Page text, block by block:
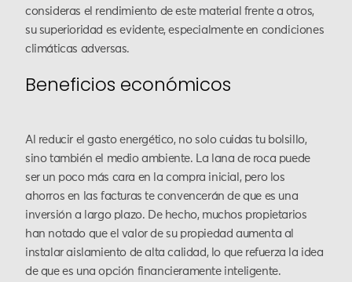
consideras el rendimiento de este material frente a otros,
su superioridad es evidente, especialmente en condiciones
climáticas adversas.
Beneficios económicos
Al reducir el gasto energético, no solo cuidas tu bolsillo,
sino también el medio ambiente. La lana de roca puede
ser un poco más cara en la compra inicial, pero los
ahorros en las facturas te convencerán de que es una
inversión a largo plazo. De hecho, muchos propietarios
han notado que el valor de su propiedad aumenta al
instalar aislamiento de alta calidad, lo que refuerza la idea
de que es una opción financieramente inteligente.